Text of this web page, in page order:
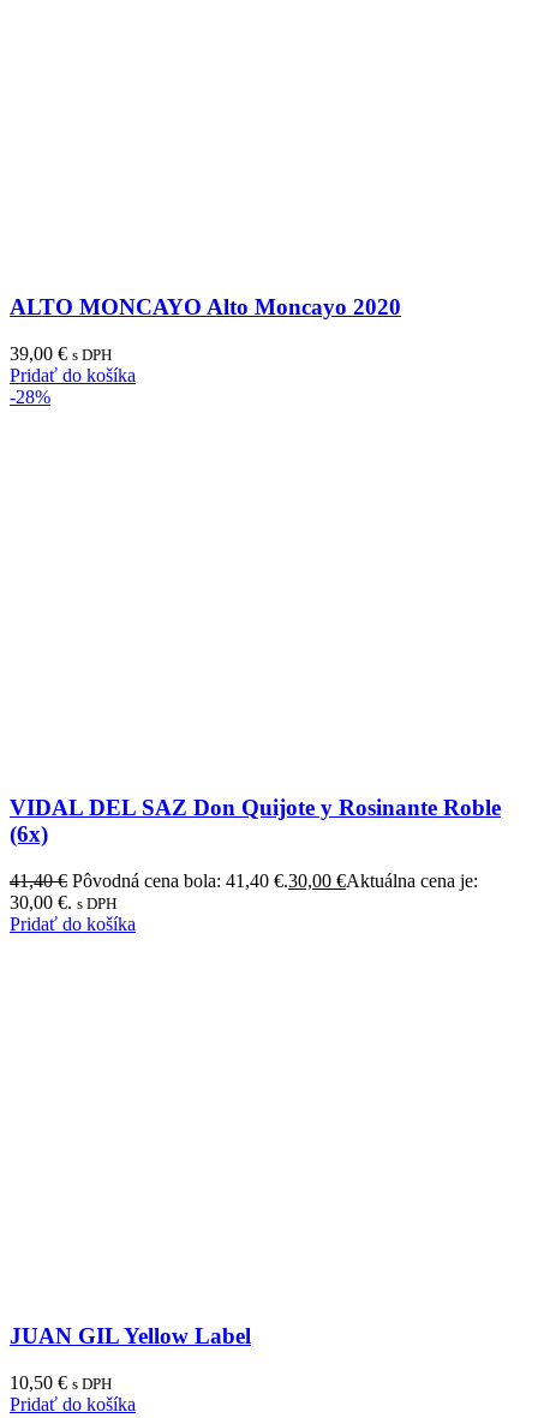
ALTO MONCAYO Alto Moncayo 2020
39,00 € s DPH
Pridať do košíka
-28%
VIDAL DEL SAZ Don Quijote y Rosinante Roble
(6x)
41,40€ Pôvodná cena bola: 41,40 €.30,00 €Aktuálna cena je:
30,00 €. s DPH
Pridať do košíka
JUAN GIL Yellow Label
10,50 € s DPH
Pridať do košíka